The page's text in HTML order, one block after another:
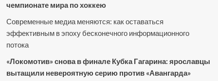
чемпионате мира по хоккею
Современные медиа меняются: как оставаться
эффективным в эпоху бесконечного информационного
потока
«Локомотив» снова в финале Кубка Гагарина: ярославцы
вытащили невероятную серию против «Авангарда»